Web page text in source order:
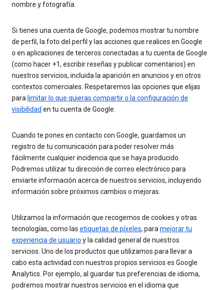
nombre y fotografía.
Si tienes una cuenta de Google, podemos mostrar tu nombre
de perfil, la foto del perfil y las acciones que realices en Google
o en aplicaciones de terceros conectadas a tu cuenta de Google
(como hacer +1, escribir reseñas y publicar comentarios) en
nuestros servicios, incluida la aparición en anuncios y en otros
contextos comerciales. Respetaremos las opciones que elijas
para limitar lo que quieras compartir o la configuración de
visibilidad en tu cuenta de Google.
Cuando te pones en contacto con Google, guardamos un
registro de tu comunicación para poder resolver más
fácilmente cualquier incidencia que se haya producido.
Podremos utilizar tu dirección de correo electrónico para
enviarte información acerca de nuestros servicios, incluyendo
información sobre próximos cambios o mejoras.
Utilizamos la información que recogemos de cookies y otras
tecnologías, como las etiquetas de píxeles, paramejorar tu
experiencia de usuario y la calidad general de nuestros
servicios. Uno de los productos que utilizamos para llevar a
cabo esta actividad con nuestros propios servicios es Google
Analytics. Por ejemplo, al guardar tus preferencias de idioma,
podremos mostrar nuestros servicios en el idioma que